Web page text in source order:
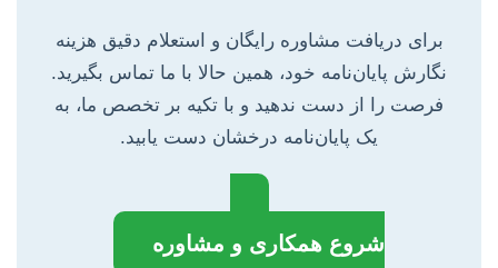
برای دریافت مشاوره رایگان و استعلام دقیق هزینه
نگارش پایان‌نامه خود، همین حالا با ما تماس بگیرید.
فرصت را از دست ندهید و با تکیه بر تخصص ما، به
یک پایان‌نامه درخشان دست یابید.
شروع همکاری و مشاوره